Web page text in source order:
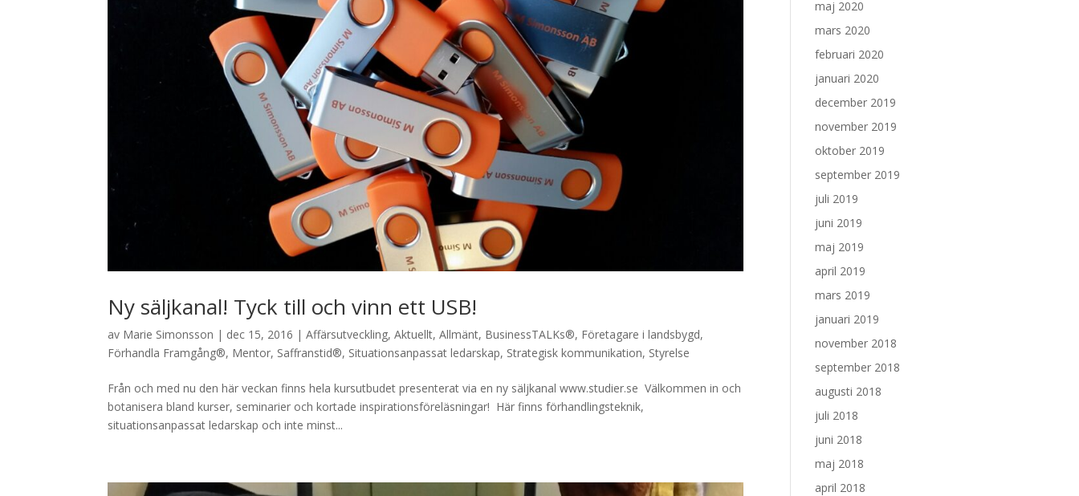
Ny säljkanal! Tyck till och vinn ett USB!
av Marie Simonsson | dec 15, 2016 |Affärsutveckling,Aktuellt,Allmänt, BusinessTALKs®, Företagare i landsbygd,
Förhandla Framgång®, Mentor, Saffranstid®, Situationsanpassat ledarskap, Strategisk kommunikation, Styrelse
Från och med nu den här veckan finns hela kursutbudet presenterat via en ny säljkanal www.studier.se Välkommen in och
botanisera bland kurser, seminarier och kortade inspirationsföreläsningar! Här finns förhandlingsteknik,
situationsanpassat ledarskap och inte minst...
maj 2020
mars 2020
februari 2020
januari 2020
december 2019
november 2019
oktober 2019
september 2019
juli 2019
juni 2019
maj 2019
april 2019
mars 2019
januari 2019
november 2018
september 2018
augusti 2018
juli 2018
juni 2018
maj 2018
april 2018